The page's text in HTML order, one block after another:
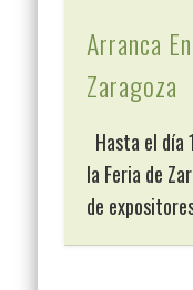
Arranca
Zaragoza
Hasta el día
la Feria de
de